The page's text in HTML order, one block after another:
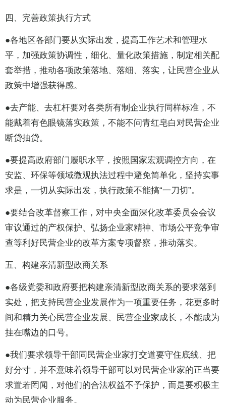
四、完善政策执行方式
●各地区各部门要从实际出发，提高工作艺术和管理水
平，加强政策协调性，细化、量化政策措施，制定相关配
套举措，推动各项政策落地、落细、落实，让民营企业从
政策中增强获得感。
●去产能、去杠杆要对各类所有制企业执行同样标准，不
能戴着有色眼镜落实政策，不能不问青红皂白对民营企业
断贷抽贷。
●要提高政府部门履职水平，按照国家宏观调控方向，在
安监、环保等领域微观执法过程中避免简单化，坚持实事
求是，一切从实际出发，执行政策不能搞“一刀切”。
●要结合改革督察工作，对中央全面深化改革委员会会议
审议通过的产权保护、弘扬企业家精神、市场公平竞争审
查等利好民营企业的改革方案专项督察，推动落实。
五、构建亲清新型政商关系
●各级党委和政府要把构建亲清新型政商关系的要求落到
实处，把支持民营企业发展作为一项重要任务，花更多时
间和精力关心民营企业发展、民营企业家成长，不能成为
挂在嘴边的口号。
●我们要求领导干部同民营企业家打交道要守住底线、把
好分寸，并不意味着领导干部可以对民营企业家的正当要
求置若罔闻，对他们的合法权益不予保护，而是要积极主
动为民营企业服务。